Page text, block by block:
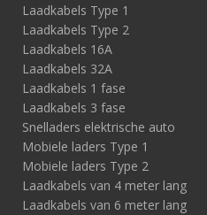
Laadkabels Type 1
Laadkabels Type 2
Laadkabels 16A
Laadkabels 32A
Laadkabels 1 fase
Laadkabels 3 fase
Snelladers elektrische auto
Mobiele laders Type 1
Mobiele laders Type 2
Laadkabels van 4 meter lang
Laadkabels van 6 meter lang